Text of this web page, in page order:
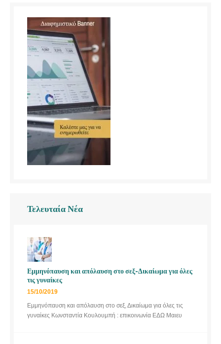
Τελευταία Νέα
Εμμηνόπαυση και απόλαυση στο σεξ-Δικαίωμα για όλες
τις γυναίκες
15/10/2019
Εμμηνόπαυση και απόλαυση στο σεξ, Δικαίωμα για όλες τις
γυναίκες Κωνσταντία Κουλουμπή : επικοινωνία ΕΔΩ Μαιευ